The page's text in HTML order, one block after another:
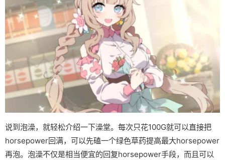
说到泡澡，就轻松介绍一下澡堂。每次只花100G就可以直接把
horsepower回满，可以先磕一个绿色草药提高最大horsepower
再泡。泡澡不仅是相当便宜的回复horsepower手段，而且可以